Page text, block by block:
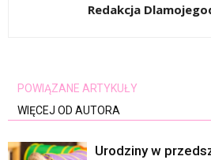
Redakcja
POWIĄZANE ARTYKUŁY
WIĘCEJ OD AUTORA
Urodziny w